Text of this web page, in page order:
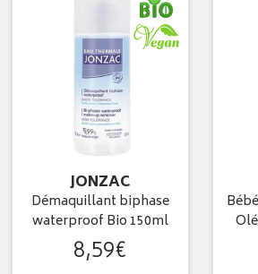
JONZAC
Démaquillant biphase
waterproof Bio 150ml
8,59€